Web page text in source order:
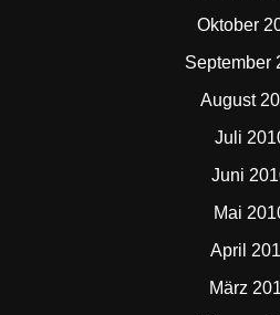
Oktober
September
August
Juli
Juni
Mai
April
März